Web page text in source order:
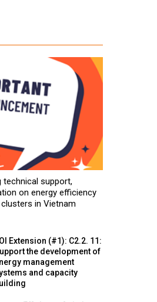
technical support,
on energy efficiency
in Vietnam
Extension (#1): C2.2. 11:
the development of
management
and capacity